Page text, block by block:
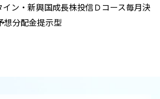
ン・新興国成長株投信Ｄコース毎月決
想分配金提示型